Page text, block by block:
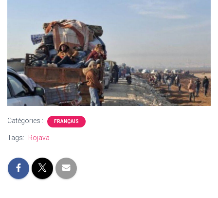
Catégories : FRANÇAIS
Tags: Rojava